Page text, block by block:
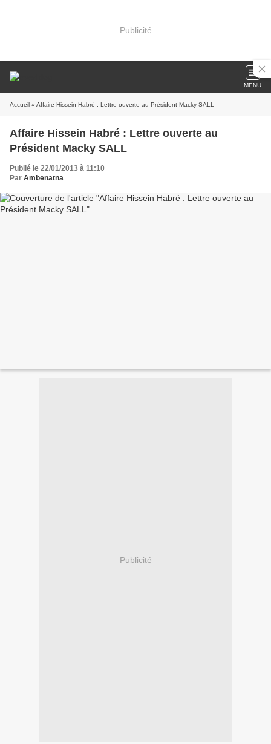
Publicité
MENU
Accueil » Affaire Hissein Habré : Lettre ouverte au Président Macky SALL
Affaire Hissein Habré : Lettre ouverte au
Président Macky SALL
Publié le 22/01/2013 à 11:10
Par Ambenatna
Publicité